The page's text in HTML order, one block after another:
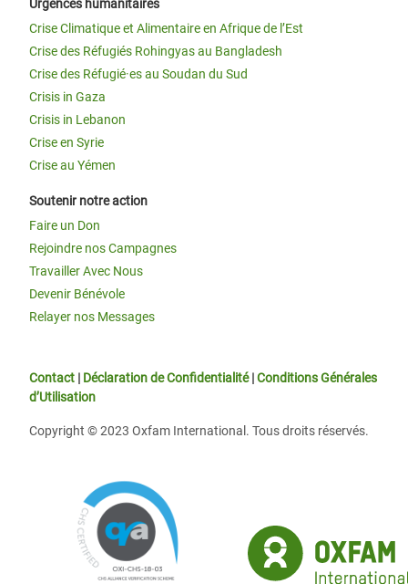
Urgences humanitaires
Crise Climatique et Alimentaire en Afrique de l’Est
Crise des Réfugiés Rohingyas au Bangladesh
Crise des Réfugié·es au Soudan du Sud
Crisis in Gaza
Crisis in Lebanon
Crise en Syrie
Crise au Yémen
Soutenir notre action
Faire un Don
Rejoindre nos Campagnes
Travailler Avec Nous
Devenir Bénévole
Relayer nos Messages
Contact | Déclaration de Confidentialité|Conditions Générales
d’Utilisation
Copyright © 2023 Oxfam International. Tous droits réservés.